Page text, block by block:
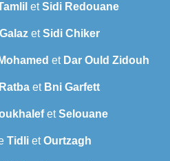
etSidi Redouane
GalazetSidi Chiker
et Dar Ould Zidouh
Ratba et Bni Garfett
etSelouane
Tidli etOurtzagh